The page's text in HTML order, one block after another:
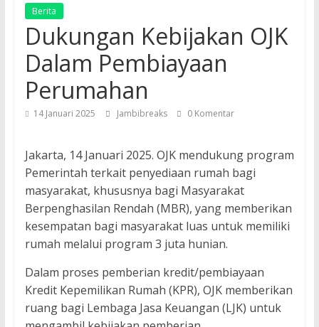
Berita
Dukungan Kebijakan OJK
Dalam Pembiayaan
Perumahan
14 Januari 2025 Jambibreaks 0 Komentar
Jakarta, 14 Januari 2025. OJK mendukung program
Pemerintah terkait penyediaan rumah bagi
masyarakat, khususnya bagi Masyarakat
Berpenghasilan Rendah (MBR), yang memberikan
kesempatan bagi masyarakat luas untuk memiliki
rumah melalui program 3 juta hunian.
Dalam proses pemberian kredit/pembiayaan
Kredit Kepemilikan Rumah (KPR), OJK memberikan
ruang bagi Lembaga Jasa Keuangan (LJK) untuk